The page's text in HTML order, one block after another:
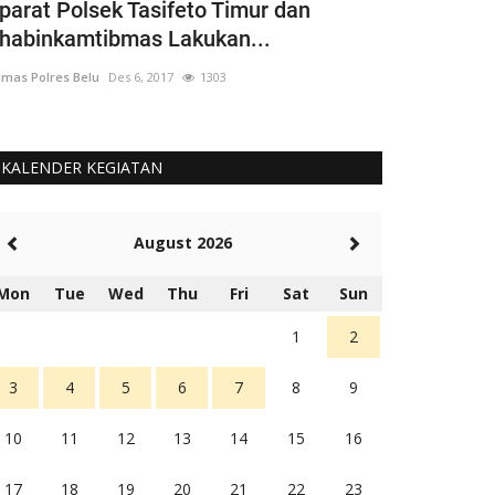
Polsek Tasifeto Timur dan
Lakukan...
Polres Belu Des 6, 2017 1303
KALENDER KEGIATAN
August 2026
Tue Wed Thu Fri Sat Sun
1 2
3 4 5 6 7 8 9
10 11 12 13 14 15 16
17 18 19 20 21 22 23